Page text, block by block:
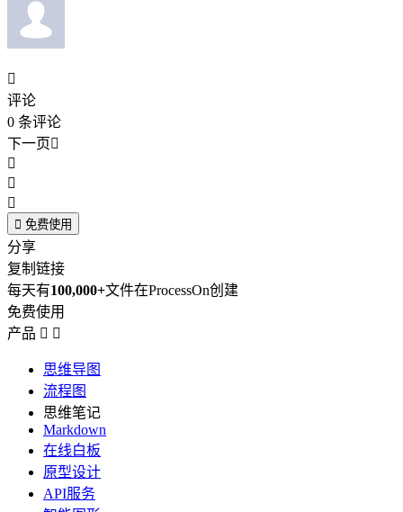

评论
0 条评论
下一页



 免费使用
分享
复制链接
每天有100,000+文件在ProcessOn创建
免费使用
产品  
思维导图
流程图
思维笔记
Markdown
在线白板
原型设计
API服务